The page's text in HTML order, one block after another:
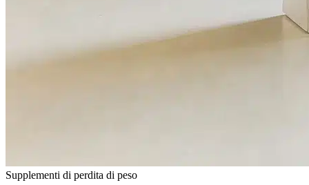
Supplementi di perdita di peso